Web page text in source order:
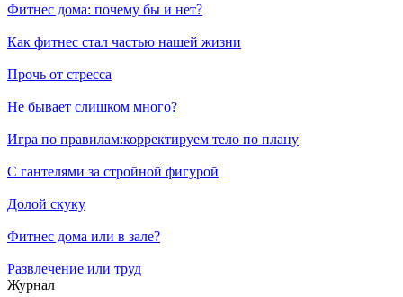
Фитнес дома: почему бы и нет?
Как фитнес стал частью нашей жизни
Прочь от стресса
Не бывает слишком много?
Игра по правилам:корректируем тело по плану
С гантелями за стройной фигурой
Долой скуку
Фитнес дома или в зале?
Развлечение или труд
Журнал